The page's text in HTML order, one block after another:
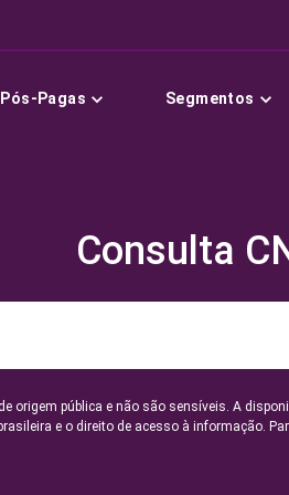
Pagas Segmentos
Consulta
origem pública e não são sensíveis. A
e o direito de acesso à informação.